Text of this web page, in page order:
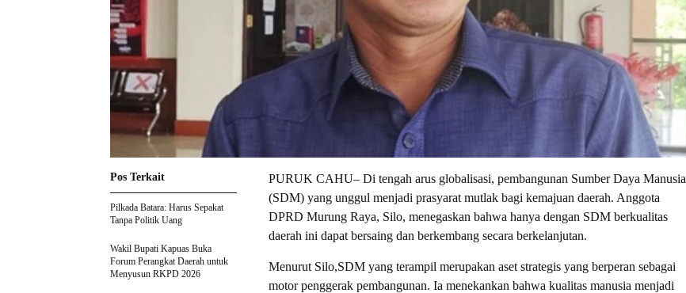
PURUK CAHU– Di tengah arus globalisasi, pembangunan Sumber Daya Manusia
(SDM) yang unggul menjadi prasyarat mutlak bagi kemajuan daerah. Anggota
DPRD Murung Raya, Silo, menegaskan bahwa hanya dengan SDM berkualitas
daerah ini dapat bersaing dan berkembang secara berkelanjutan.
Menurut Silo,SDM yang terampil merupakan aset strategis yang berperan sebagai
motor penggerak pembangunan. Ia menekankan bahwa kualitas manusia menjadi
Pos Terkait
Pilkada Batara: Harus Sepakat
Tanpa Politik Uang
Wakil Bupati Kapuas Buka
Forum Perangkat Daerah untuk
Menyusun RKPD 2026